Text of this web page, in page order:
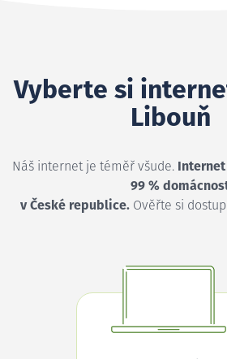
Vyberte si
Libouň
Náš internet je téměř všude. Internet
99 %
v České republice. Ověřte si